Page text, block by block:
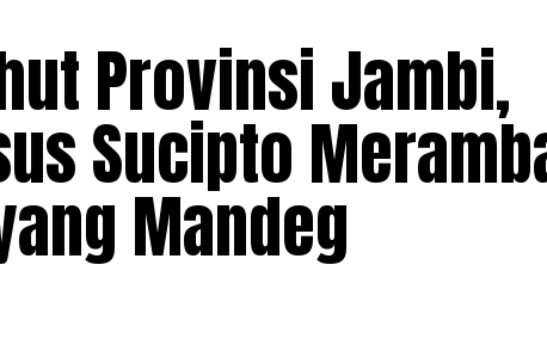
Provinsi Jambi,
Sucipto
Mandeg